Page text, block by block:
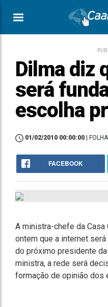
Dilma diz
será
escolha
01/02/2010 00:00:00 |
FACEBOOK
A ministra-chefe da
ontem que a internet
do próximo presidente
ministra, a rede será
formação de opinião dos